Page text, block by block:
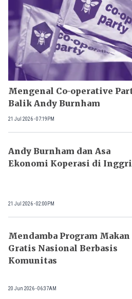
Mengenal Co-operative
Balik Andy Burnham
21 Jul 2026 - 07:19PM
Andy Burnham dan Asa
Ekonomi Koperasi di
21 Jul 2026 - 02:00PM
Mendamba Program Makan
Gratis Nasional Berbasis
Komunitas
20 Jun 2026 - 06:37AM